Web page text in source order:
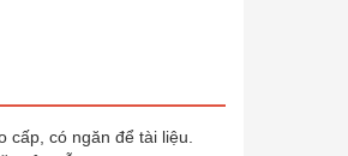
cấp, có ngăn để tài liệu.